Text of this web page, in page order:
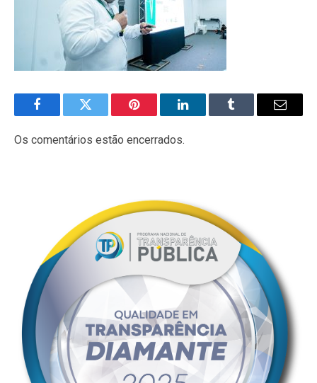
FacebookTwitter Pinterest LinkedInTumblr
E-
Os comentários estão encerrados.